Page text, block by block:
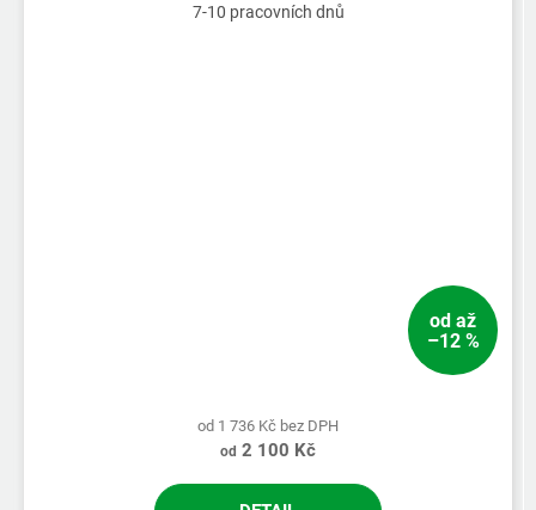
7-10 pracovních dnů
od až
–12 %
od 1 736 Kč bez DPH
od 2 100 Kč